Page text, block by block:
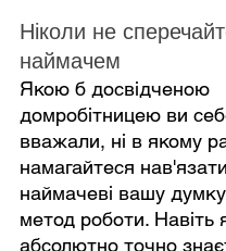
Ніколи не
наймачем
Якою б досвідченою
домробітницею ви
вважали, ні в якому
намагайтеся нав'язати
наймачеві вашу
метод роботи. Навіть
абсолютно точно